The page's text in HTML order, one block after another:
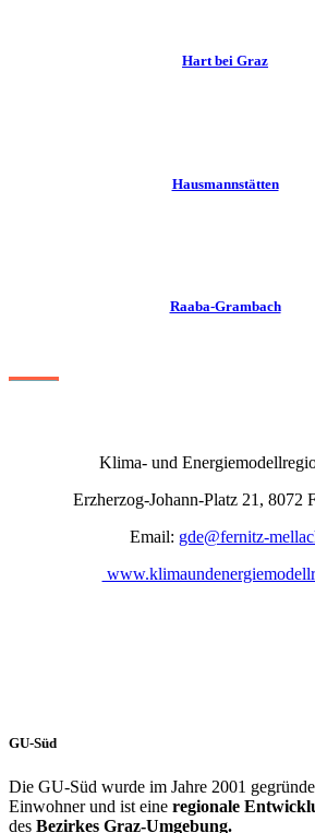
Hart bei Graz
Hausmannstätten
Raaba-Grambach
Klima- und
Erzherzog-Johann-Platz 21, 8072
Email: gde@fernitz-
GU-Süd
Die GU-Süd wurde im Jahre 2001
Einwohner und ist eine regionale
des Bezirkes Graz-Umgebung.